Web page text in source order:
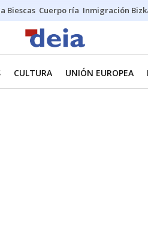
Biescas Cuerpo ría Inmigración
CULTURA UNIÓN EUROPEA